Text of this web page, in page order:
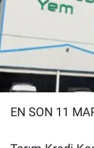
EN SON 11